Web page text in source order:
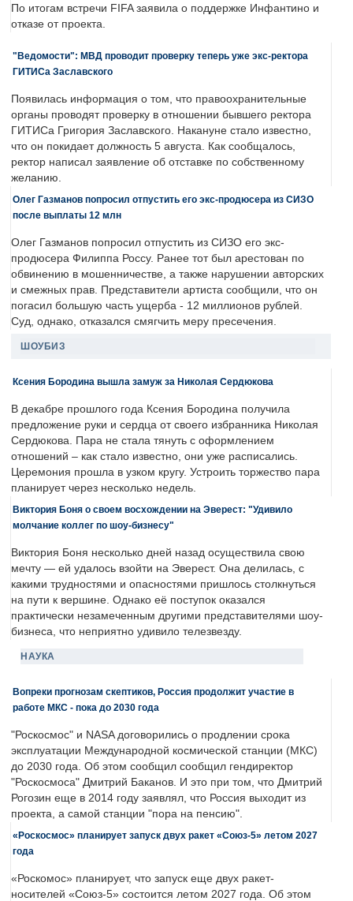
По итогам встречи FIFA заявила о поддержке Инфантино и
отказе от проекта.
"Ведомости": МВД проводит проверку теперь уже экс-ректора
ГИТИСа Заславского
Появилась информация о том, что правоохранительные
органы проводят проверку в отношении бывшего ректора
ГИТИСа Григория Заславского. Накануне стало известно,
что он покидает должность 5 августа. Как сообщалось,
ректор написал заявление об отставке по собственному
желанию.
Олег Газманов попросил отпустить его экс-продюсера из СИЗО
после выплаты 12 млн
Олег Газманов попросил отпустить из СИЗО его экс-
продюсера Филиппа Россу. Ранее тот был арестован по
обвинению в мошенничестве, а также нарушении авторских
и смежных прав. Представители артиста сообщили, что он
погасил большую часть ущерба - 12 миллионов рублей.
Суд, однако, отказался смягчить меру пресечения.
ШОУБИЗ
Ксения Бородина вышла замуж за Николая Сердюкова
В декабре прошлого года Ксения Бородина получила
предложение руки и сердца от своего избранника Николая
Сердюкова. Пара не стала тянуть с оформлением
отношений – как стало известно, они уже расписались.
Церемония прошла в узком кругу. Устроить торжество пара
планирует через несколько недель.
Виктория Боня о своем восхождении на Эверест: "Удивило
молчание коллег по шоу-бизнесу"
Виктория Боня несколько дней назад осуществила свою
мечту — ей удалось взойти на Эверест. Она делилась, с
какими трудностями и опасностями пришлось столкнуться
на пути к вершине. Однако её поступок оказался
практически незамеченным другими представителями шоу-
бизнеса, что неприятно удивило телезвезду.
НАУКА
Вопреки прогнозам скептиков, Россия продолжит участие в
работе МКС - пока до 2030 года
"Роскосмос" и NASA договорились о продлении срока
эксплуатации Международной космической станции (МКС)
до 2030 года. Об этом сообщил сообщил гендиректор
"Роскосмоса" Дмитрий Баканов. И это при том, что Дмитрий
Рогозин еще в 2014 году заявлял, что Россия выходит из
проекта, а самой станции "пора на пенсию".
«Роскосмос» планирует запуск двух ракет «Союз-5» летом 2027
года
«Роскомос» планирует, что запуск еще двух ракет-
носителей «Союз-5» состоится летом 2027 года. Об этом